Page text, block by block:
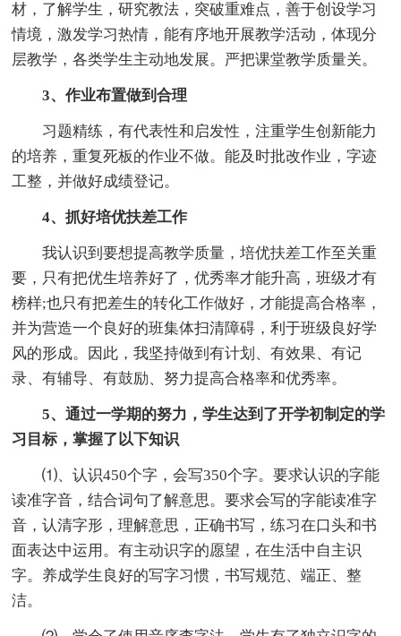
材，了解学生，研究教法，突破重难点，善于创设学习
情境，激发学习热情，能有序地开展教学活动，体现分
层教学，各类学生主动地发展。严把课堂教学质量关。
3、作业布置做到合理
习题精练，有代表性和启发性，注重学生创新能力
的培养，重复死板的作业不做。能及时批改作业，字迹
工整，并做好成绩登记。
4、抓好培优扶差工作
我认识到要想提高教学质量，培优扶差工作至关重
要，只有把优生培养好了，优秀率才能升高，班级才有
榜样;也只有把差生的转化工作做好，才能提高合格率，
并为营造一个良好的班集体扫清障碍，利于班级良好学
风的形成。因此，我坚持做到有计划、有效果、有记
录、有辅导、有鼓励、努力提高合格率和优秀率。
5、通过一学期的努力，学生达到了开学初制定的学
习目标，掌握了以下知识
⑴、认识450个字，会写350个字。要求认识的字能
读准字音，结合词句了解意思。要求会写的字能读准字
音，认清字形，理解意思，正确书写，练习在口头和书
面表达中运用。有主动识字的愿望，在生活中自主识
字。养成学生良好的写字习惯，书写规范、端正、整
洁。